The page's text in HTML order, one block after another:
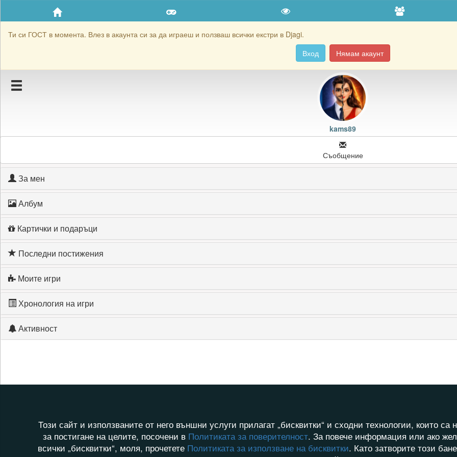
Ти си ГОСТ в момента. Влез в акаунта си за да играеш и ползваш всички екстри в Djagi.
Вход
Нямам акаунт
Приятели
Хронология на игри
Блокирай kams89
kams89
Съобщение
За мен
Албум
Картички и подаръци
Последни постижения
Моите игри
Хронология на игри
Активност
Този сайт и използваните от него външни услуги прилагат „бисквитки“ и сходни технологии, които
за постигане на целите, посочени в Политиката за поверителност. За повече информация или ако
всички „бисквитки“, моля, прочетете Политиката за използване на бисквитки. Като затворите този